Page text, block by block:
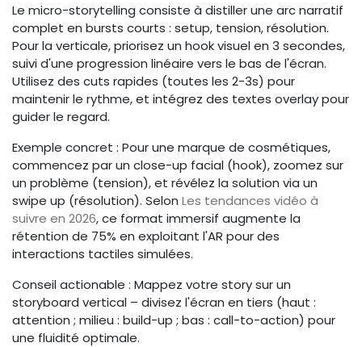
Le micro-storytelling consiste à distiller une arc narratif
complet en bursts courts : setup, tension, résolution.
Pour la verticale, priorisez un hook visuel en 3 secondes,
suivi d'une progression linéaire vers le bas de l'écran.
Utilisez des cuts rapides (toutes les 2-3s) pour
maintenir le rythme, et intégrez des textes overlay pour
guider le regard.
Exemple concret : Pour une marque de cosmétiques,
commencez par un close-up facial (hook), zoomez sur
un problème (tension), et révélez la solution via un
swipe up (résolution). Selon Les tendances vidéo à
suivre en 2026, ce format immersif augmente la
rétention de 75% en exploitant l'AR pour des
interactions tactiles simulées.
Conseil actionable : Mappez votre story sur un
storyboard vertical – divisez l'écran en tiers (haut :
attention ; milieu : build-up ; bas : call-to-action) pour
une fluidité optimale.